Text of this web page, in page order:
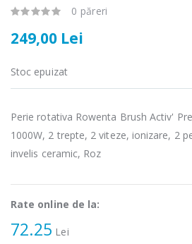
0 păreri
249,00 Lei
Stoc epuizat
Perie rotativa Rowenta Brush Activ'
1000W, 2 trepte, 2 viteze, ionizare, 2
invelis ceramic, Roz
Rate online de la:
72.25 Lei
Fierbator
...
89,00 Lei
549,00 Lei
carne
NobeLTek ...
199,00 Lei